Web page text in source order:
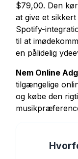
$79,00. Den
at give et
Spotify-
til at
en pålidelig
Nem Online
tilgængelige
og købe den